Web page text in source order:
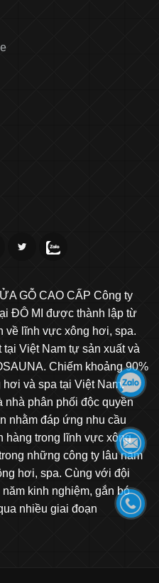
GỖ CAO CẤP Công ty
ĐÔ MI được thành lập từ
về lĩnh vực xông hơi, spa.
Việt Nam tự sản xuất và
Chiếm khoảng 90%
và spa tại Việt Nam.
nhà phân phối độc quyền
nhằm đáp ứng nhu cầu
hàng trong lĩnh vực xông
những công ty lâu năm
hơi, spa. Cùng với đội
kinh nghiệm, gắn bó
nhiều giai đoạn